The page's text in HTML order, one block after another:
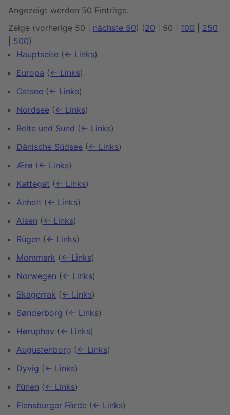
Angezeigt werden 50 Einträge.
Zeige (vorherige 50 nächste 50) (20 50 100
250
500)
Hauptseite (← Links)
Europa (← Links)
Ostsee (← Links)
Nordsee (← Links)
Belte und Sund (← Links)
Dänische Südsee (← Links)
Ærø (← Links)
Kattegat (← Links)
Anholt (← Links)
Alsen (← Links)
Rügen (← Links)
Mommark (← Links)
Norwegen (← Links)
Skagerrak (← Links)
Sønderborg (← Links)
Høruphav (← Links)
Augustenborg (← Links)
Dyvig (← Links)
Fünen (← Links)
Flensburger Förde (← Links)